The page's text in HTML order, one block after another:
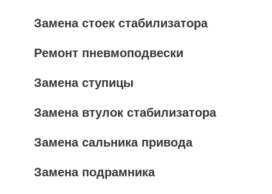
Замена стоек стабилизатора
Ремонт пневмоподвески
Замена ступицы
Замена втулок стабилизатора
Замена сальника привода
Замена подрамника